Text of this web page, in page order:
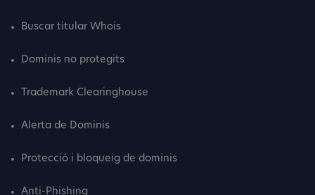
Buscar titular Whois
Dominis no protegits
Trademark Clearinghouse
Alerta de Dominis
Protecció i bloqueig de dominis
Anti-Phishing